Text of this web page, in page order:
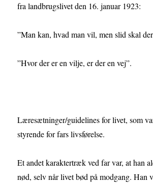
fra landbrugslivet den 16. januar 1923:
”Man kan, hvad man vil, men slid skal
”Hvor der er en vilje, er der en vej”.
Læresætninger/guidelines for livet, som
styrende for fars livsførelse.
Et andet karaktertræk ved far var, at han
nød, selv når livet bød på modgang. Han